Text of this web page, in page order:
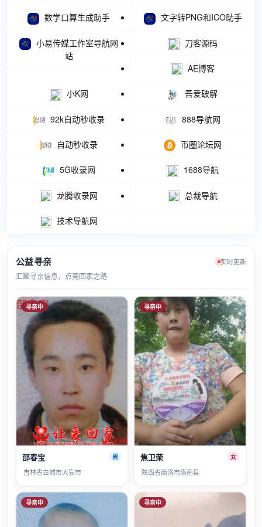
数学口算生成助手 文字转PNG和ICO助手
小易传媒工作室导航网
站
刀客源码
AE博客
小K网 吾爱破解
92k自动秒收录 888导航网
自动秒收录 币圈论坛网
5G收录网 1688导航
龙腾收录网 总裁导航
技术导航网
公益寻亲 实时更新
汇聚寻亲信息，点亮回家之路
寻亲中
邵春宝 男
吉林省白城市大安市
寻亲中
焦卫荣 女
陕西省商洛市洛南县
寻亲中 寻亲中